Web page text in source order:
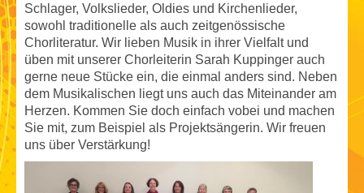
Schlager, Volkslieder, Oldies und Kirchenlieder,
sowohl traditionelle als auch zeitgenössische
Chorliteratur. Wir lieben Musik in ihrer Vielfalt und
üben mit unserer Chorleiterin Sarah Kuppinger auch
gerne neue Stücke ein, die einmal anders sind. Neben
dem Musikalischen liegt uns auch das Miteinander am
Herzen. Kommen Sie doch einfach vobei und machen
Sie mit, zum Beispiel als Projektsängerin. Wir freuen
uns über Verstärkung!